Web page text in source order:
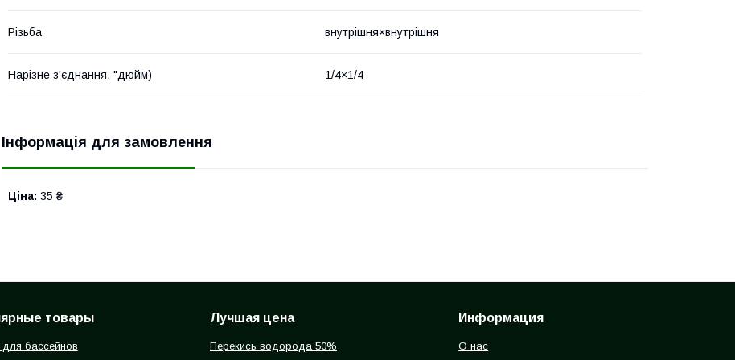
Різьба внутрішня×внутрішня
Нарізне з'єднання, "дюйм) 1/4×1/4
Інформація для замовлення
Ціна: 35 ₴
товары
бассейнов
Лучшая цена
Перекись водорода 50%
Информация
О нас